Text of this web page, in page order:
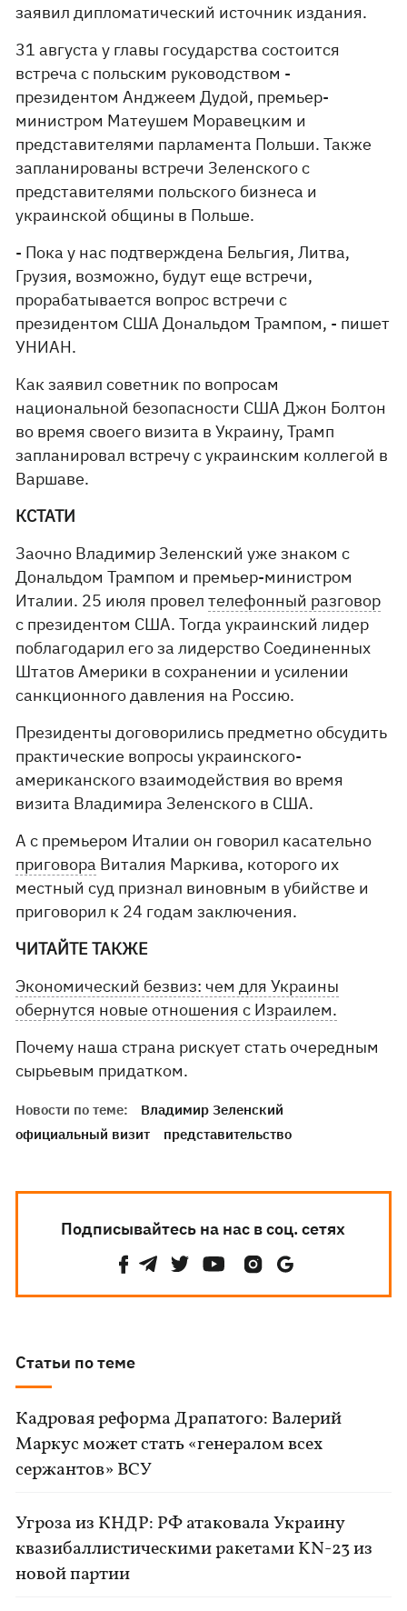
заявил дипломатический источник издания.
31 августа у главы государства состоится
встреча с польским руководством -
президентом Анджеем Дудой, премьер-
министром Матеушем Моравецким и
представителями парламента Польши. Также
запланированы встречи Зеленского с
представителями польского бизнеса и
украинской общины в Польше.
- Пока у нас подтверждена Бельгия, Литва,
Грузия, возможно, будут еще встречи,
прорабатывается вопрос встречи с
президентом США Дональдом Трампом, - пишет
УНИАН.
Как заявил советник по вопросам
национальной безопасности США Джон Болтон
во время своего визита в Украину, Трамп
запланировал встречу с украинским коллегой в
Варшаве.
КСТАТИ
Заочно Владимир Зеленский уже знаком с
Дональдом Трампом и премьер-министром
Италии. 25 июля провелтелефонный разговор
с президентом США. Тогда украинский лидер
поблагодарил его за лидерство Соединенных
Штатов Америки в сохранении и усилении
санкционного давления на Россию.
Президенты договорились предметно обсудить
практические вопросы украинского-
американского взаимодействия во время
визита Владимира Зеленского в США.
А с премьером Италии он говорил касательно
приговора Виталия Маркива, которого их
местный суд признал виновным в убийстве и
приговорил к 24 годам заключения.
ЧИТАЙТЕ ТАКЖЕ
Экономический безвиз: чем для Украины
обернутся новые отношения с Израилем.
Почему наша страна рискует стать очередным
сырьевым придатком.
Новости по теме:
Владимир Зеленский
официальный визит
представительство
Подписывайтесь на нас в соц. сетях
Статьи по теме
Кадровая реформа Драпатого: Валерий
Маркус может стать «генералом всех
сержантов» ВСУ
Угроза из КНДР: РФ атаковала Украину
квазибаллистическими ракетами KN-23 из
новой партии